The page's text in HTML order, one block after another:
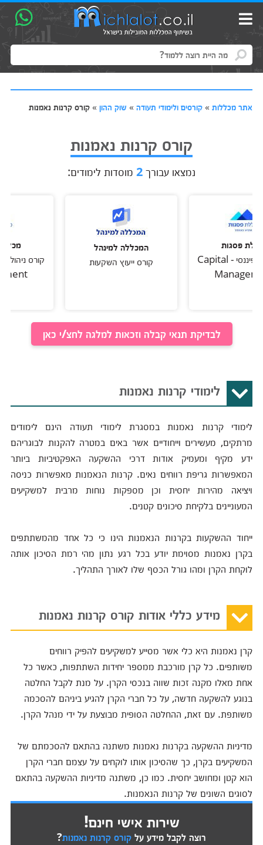
אתר מכללות» קורסים ולימודי תעודה» שוק ההון» קורס קרנות נאמנות
קורס קרנות נאמנות
נמצאו עבורך2 מוסדות לימודים:
פסגות
קורס ניהול פיננסי - Capital
המכללה למינהל
קורס ייעוץ השקעות
מכללת
לבדיקת תנאי קבלה וזכאות למלגה לחצ/י כאן
לימודי קרנות נאמנות
לימודי קרנות נאמנות במסגרת לימודי תעודה הינם לימודים
מרתקים, מעשירים וייחודיים אשר באים במטרה להקנות לבוגריהם
ידע מקיף ומעמיק אודות דרכי ההשקעה האפקטיביות ביותר
המאפשרות גריפת רווחים נאים. קרנות הנאמנות מאפשרות כניסה
ויציאה מהירות יחסית וכן מספקות נוחות מרבית למשקיעים
המעוניינים בלקיחת סיכונים קטנים.
ייחוד ההשקעות בקרנות הנאמנות הינו כי כל אחד מהמשתתפים
בקרן נאמנות מסוימת יודע בכל רגע נתון מהי רמת הסיכון אותה
לוקחת הקרן ומהו גורל הכסף שלו לאורך התהליך.
מידע כללי אודות קורס קרנות נאמנות
קרן נאמנות היא כלי אשר מסייע למשקיעים להפיק רווחים
משותפים. כל קרן מורכבת ממספר יחידות השתתפות, כאשר כל
אחת מאלו מקנה זכות שווה בנכסי הקרן. על מנת לקבל החלטה
בנוגע להשקעה חדשה, על כל חברי הקרן להגיע ביניהם להסכמה
משותפת. עם זאת, ההחלטה הסופית מבוצעת על ידי מנהל הקרן.
מדיניות ההשקעה בקרנות נאמנות משתנה בהתאם להסכמתם של
המשקיעים בקרן, כך שהסיכון אותו לוקחים על עצמם חברי הקרן
הוא קטן ומחושב יחסית. כמו כן, משתנה מדיניות ההשקעה בהתאם
לסוגים השונים של קרנות הנאמנות.
שירות אישי חינם!
רוצה לקבל מידע על קורס קרנות נאמנות?